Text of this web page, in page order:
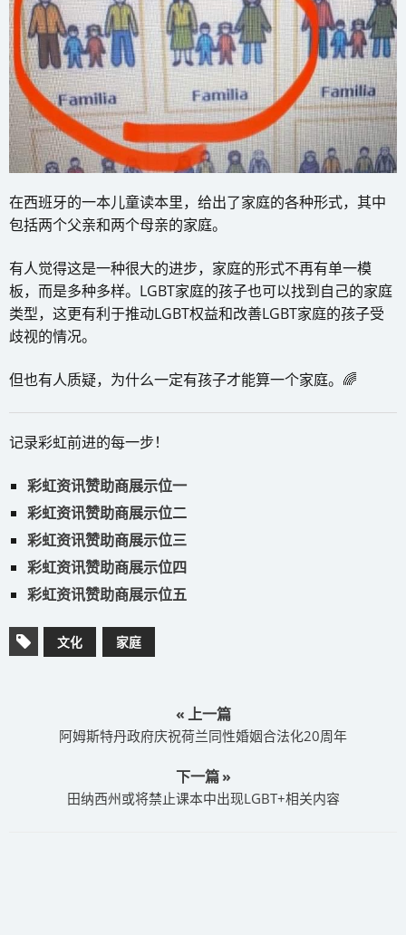
在西班牙的一本儿童读本里，给出了家庭的各种形式，其中
包括两个父亲和两个母亲的家庭。
有人觉得这是一种很大的进步，家庭的形式不再有单一模
板，而是多种多样。LGBT家庭的孩子也可以找到自己的家庭
类型，这更有利于推动LGBT权益和改善LGBT家庭的孩子受
歧视的情况。
但也有人质疑，为什么一定有孩子才能算一个家庭。🌈
记录彩虹前进的每一步！
彩虹资讯赞助商展示位一
彩虹资讯赞助商展示位二
彩虹资讯赞助商展示位三
彩虹资讯赞助商展示位四
彩虹资讯赞助商展示位五
文化 家庭
« 上一篇
阿姆斯特丹政府庆祝荷兰同性婚姻合法化20周年
下一篇 »
田纳西州或将禁止课本中出现LGBT+相关内容